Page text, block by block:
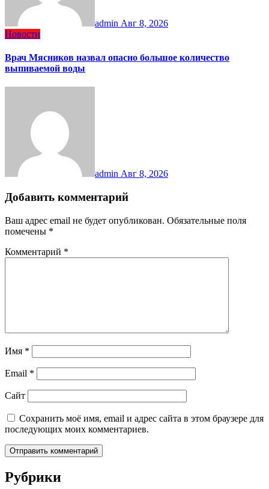
admin Авг 8, 2026
Новости
Врач Мясников назвал опасно большое количество
выпиваемой воды
admin Авг 8, 2026
Добавить комментарий
Ваш адрес email не будет опубликован. Обязательные поля
помечены *
Комментарий *
Имя *
Email *
Сайт
Сохранить моё имя, email и адрес сайта в этом браузере для
последующих моих комментариев.
Рубрики